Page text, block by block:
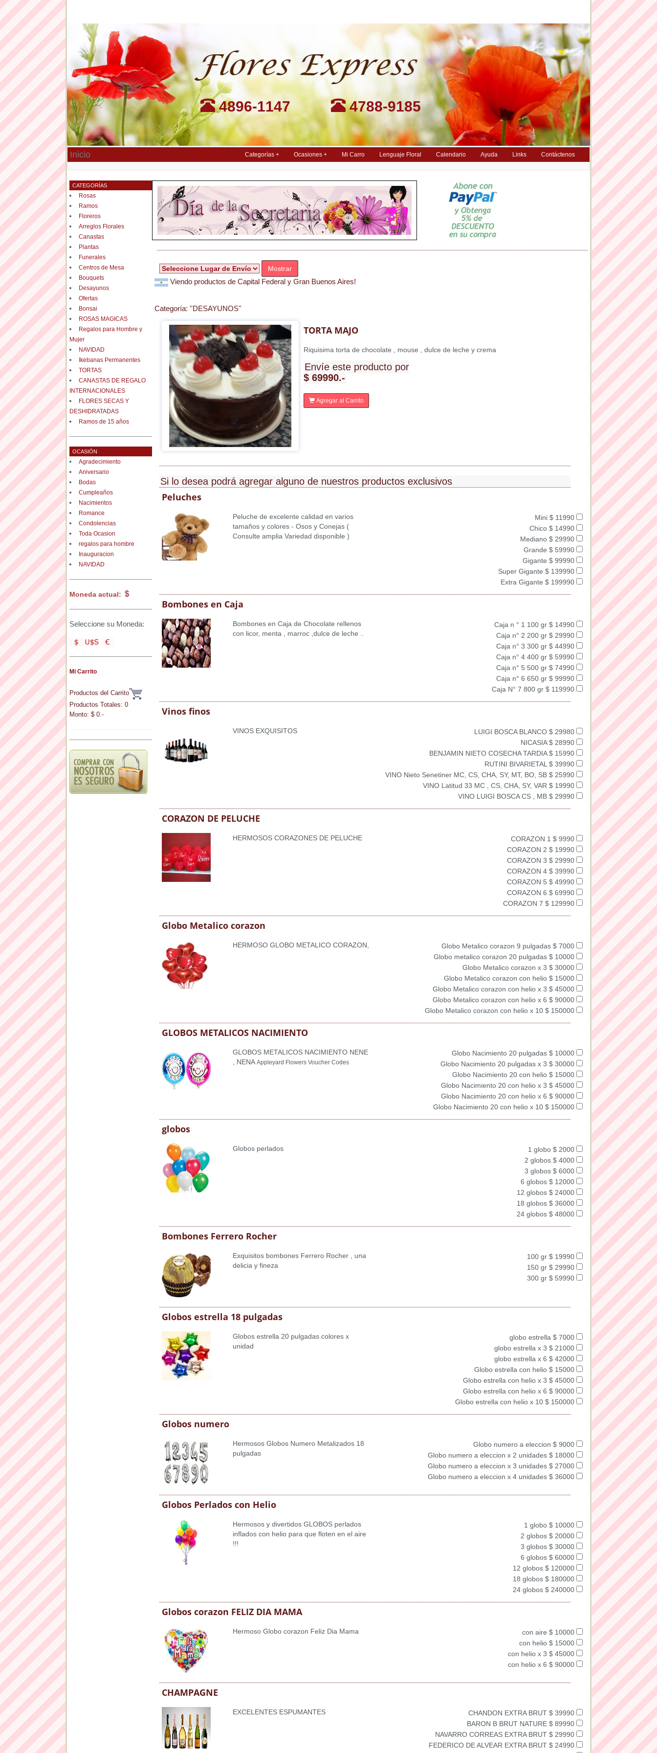
4896-1147 4788-9185
Inicio Categorías + Ocasiones + Mi Carro Lenguaje Floral Calendario Ayuda Links Contáctenos
CATEGORÍAS
Rosas
Ramos
Floreros
Arreglos Florales
Canastas
Plantas
Funerales
Centros de Mesa
Bouquets
Desayunos
Ofertas
Bonsai
ROSAS MAGICAS
Regalos para Hombre y
Mujer
NAVIDAD
Ikebanas Permanentes
TORTAS
CANASTAS DE REGALO
INTERNACIONALES
FLORES SECAS Y
DESHIDRATADAS
Ramos de 15 años
OCASIÓN
Agradecimiento
Aniversario
Bodas
Cumpleaños
Nacimientos
Romance
Condolencias
Toda Ocasion
regalos para hombre
Inauguracion
NAVIDAD
Moneda actual:
Seleccione su Moneda:
Mi Carrito
Productos del Carrito
Productos Totales: 0
Monto: $ 0.-
Mostrar
Viendo productos de Capital Federal y Gran Buenos Aires!
Categoría: ''DESAYUNOS''
TORTA MAJO
Riquisima torta de chocolate , mouse , dulce de leche y crema
Envíe este producto por
$ 69990.-
Agregar al Carrito
Si lo desea podrá agregar alguno de nuestros productos exclusivos
Peluches
Peluche de excelente calidad en varios
tamaños y colores - Osos y Conejas (
Consulte amplia Variedad disponible )
Mini $ 11990
Chico $ 14990
Mediano $ 29990
Grande $ 59990
Gigante $ 99990
Super Gigante $ 139990
Extra Gigante $ 199990
Bombones en Caja
Bombones en Caja de Chocolate rellenos
con licor, menta , marroc ,dulce de leche ..
Caja n ° 1 100 gr $ 14990
Caja n° 2 200 gr $ 29990
Caja n° 3 300 gr $ 44990
Caja n° 4 400 gr $ 59990
Caja n° 5 500 gr $ 74990
Caja n° 6 650 gr $ 99990
Caja N° 7 800 gr $ 119990
Vinos finos
VINOS EXQUISITOS
LUIGI BOSCA BLANCO $ 29980
NICASIA $ 28990
BENJAMIN NIETO COSECHA TARDIA $ 15990
RUTINI BIVARIETAL $ 39990
VINO Nieto Senetiner MC, CS, CHA, SY, MT, BO, SB $ 25990
VINO Latitud 33 MC , CS, CHA, SY, VAR $ 19990
VINO LUIGI BOSCA CS , MB $ 29990
CORAZON DE PELUCHE
HERMOSOS CORAZONES DE PELUCHE
CORAZON 1 $ 9990
CORAZON 2 $ 19990
CORAZON 3 $ 29990
CORAZON 4 $ 39990
CORAZON 5 $ 49990
CORAZON 6 $ 69990
CORAZON 7 $ 129990
Globo Metalico corazon
HERMOSO GLOBO METALICO CORAZON,
Globo Metalico corazon 9 pulgadas $ 7000
Globo metalico corazon 20 pulgadas $ 10000
Globo Metalico corazon x 3 $ 30000
Globo Metalico corazon con helio $ 15000
Globo Metalico corazon con helio x 3 $ 45000
Globo Metalico corazon con helio x 6 $ 90000
Globo Metalico corazon con helio x 10 $ 150000
GLOBOS METALICOS NACIMIENTO
GLOBOS METALICOS NACIMIENTO NENE
, NENA Appleyard Flowers Voucher Codes
Globo Nacimiento 20 pulgadas $ 10000
Globo Nacimiento 20 pulgadas x 3 $ 30000
Globo Nacimiento 20 con helio $ 15000
Globo Nacimiento 20 con helio x 3 $ 45000
Globo Nacimiento 20 con helio x 6 $ 90000
Globo Nacimiento 20 con helio x 10 $ 150000
globos
Globos perlados
1 globo $ 2000
2 globos $ 4000
3 globos $ 6000
6 globos $ 12000
12 globos $ 24000
18 globos $ 36000
24 globos $ 48000
Bombones Ferrero Rocher
Exquisitos bombones Ferrero Rocher , una
delicia y fineza
100 gr $ 19990
150 gr $ 29990
300 gr $ 59990
Globos estrella 18 pulgadas
Globos estrella 20 pulgadas colores x
unidad
globo estrella $ 7000
globo estrella x 3 $ 21000
globo estrella x 6 $ 42000
Globo estrella con helio $ 15000
Globo estrella con helio x 3 $ 45000
Globo estrella con helio x 6 $ 90000
Globo estrella con helio x 10 $ 150000
Globos numero
Hermosos Globos Numero Metalizados 18
pulgadas
Globo numero a eleccion $ 9000
Globo numero a eleccion x 2 unidades $ 18000
Globo numero a eleccion x 3 unidades $ 27000
Globo numero a eleccion x 4 unidades $ 36000
Globos Perlados con Helio
Hermosos y divertidos GLOBOS perlados
inflados con helio para que floten en el aire
!!!
1 globo $ 10000
2 globos $ 20000
3 globos $ 30000
6 globos $ 60000
12 globos $ 120000
18 globos $ 180000
24 globos $ 240000
Globos corazon FELIZ DIA MAMA
Hermoso Globo corazon Feliz Dia Mama
con aire $ 10000
con helio $ 15000
con helio x 3 $ 45000
con helio x 6 $ 90000
CHAMPAGNE
EXCELENTES ESPUMANTES
CHANDON EXTRA BRUT $ 39990
BARON B BRUT NATURE $ 89990
NAVARRO CORREAS EXTRA BRUT $ 29990
FEDERICO DE ALVEAR EXTRA BRUT $ 24990